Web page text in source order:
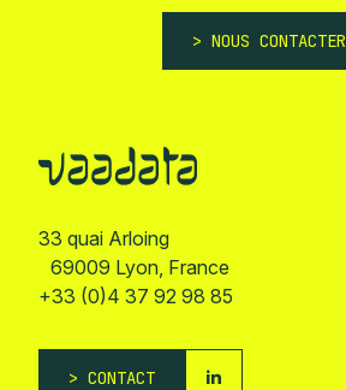
NOUS CONTACTER
33 quai Arloing
69009 Lyon, France
+33 (0)4 37 92 98 85
CONTACT